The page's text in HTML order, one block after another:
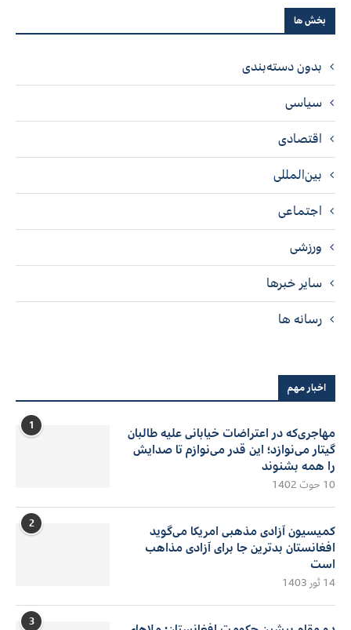
بخش ها
بدون دسته‌بندی
سیاسی
اقتصادی
بین‌المللی
اجتماعی
ورزشی
سایر خبرها
رسانه ها
اخبار مهم
1
مهاجری‌که در اعتراضات خیابانی علیه طالبان
گیتار می‌نوازد؛ این قدر می‌نوازم تا صدایش
را همه بشنوند
10 حوت 1402
2
کمیسیون آزادی مذهبی امریکا می‌گوید
افغانستان بدترین جا برای آزادی مذاهب
است
14 ثور 1403
3